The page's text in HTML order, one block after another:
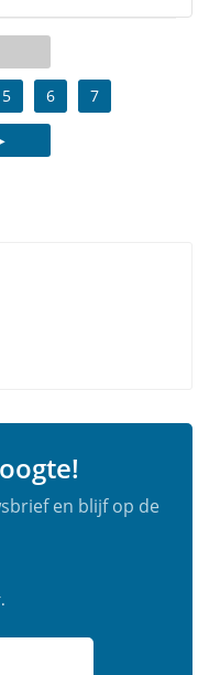
5 6 7
en blijf op de